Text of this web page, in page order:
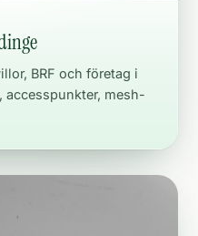
BRF och företag i
accesspunkter, mesh-